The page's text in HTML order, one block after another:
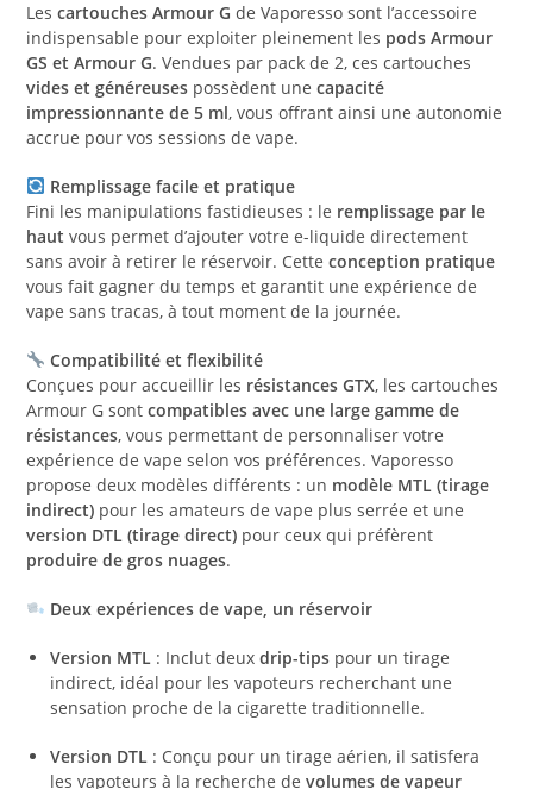
Lescartouches Armour G de Vaporesso sont l’accessoire
indispensable pour exploiter pleinement les pods Armour
GS et Armour G. Vendues par pack de 2, ces cartouches
vides et généreuses possèdent unecapacité
impressionnante de 5 ml, vous offrant ainsi une autonomie
accrue pour vos sessions de vape.
Remplissage facile et pratique
Fini les manipulations fastidieuses : le remplissage par le
haut vous permet d’ajouter votre e-liquide directement
sans avoir à retirer le réservoir. Cetteconception pratique
vous fait gagner du temps et garantit une expérience de
vape sans tracas, à tout moment de la journée.
Compatibilité et flexibilité
Conçues pour accueillir les résistances GTX, les cartouches
Armour G sontcompatibles avec une large gamme de
résistances, vous permettant de personnaliser votre
expérience de vape selon vos préférences. Vaporesso
propose deux modèles différents : un modèle MTL (tirage
indirect) pour les amateurs de vape plus serrée et une
version DTL (tirage direct) pour ceux qui préfèrent
produire de gros nuages.
Deux expériences de vape, un réservoir
Version MTL : Inclut deuxdrip-tips pour un tirage
indirect, idéal pour les vapoteurs recherchant une
sensation proche de la cigarette traditionnelle.
Version DTL : Conçu pour un tirage aérien, il satisfera
les vapoteurs à la recherche devolumes de vapeur